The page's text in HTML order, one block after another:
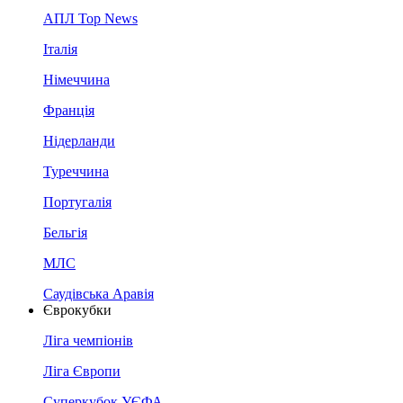
АПЛ Top News
Італія
Німеччина
Франція
Нідерланди
Туреччина
Португалія
Бельгія
МЛС
Саудівська Аравія
Єврокубки
Ліга чемпіонів
Ліга Європи